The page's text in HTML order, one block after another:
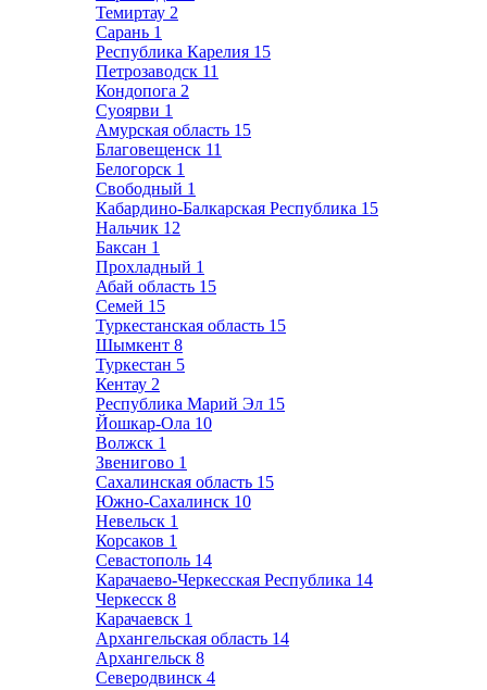
Темиртау 2
Сарань 1
Республика Карелия 15
Петрозаводск 11
Кондопога 2
Суоярви 1
Амурская область 15
Благовещенск 11
Белогорск 1
Свободный 1
Кабардино-Балкарская Республика 15
Нальчик 12
Баксан 1
Прохладный 1
Абай область 15
Семей 15
Туркестанская область 15
Шымкент 8
Туркестан 5
Кентау 2
Республика Марий Эл 15
Йошкар-Ола 10
Волжск 1
Звенигово 1
Сахалинская область 15
Южно-Сахалинск 10
Невельск 1
Корсаков 1
Севастополь 14
Карачаево-Черкесская Республика 14
Черкесск 8
Карачаевск 1
Архангельская область 14
Архангельск 8
Северодвинск 4